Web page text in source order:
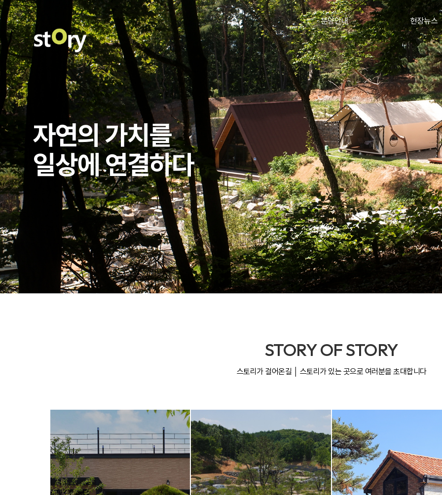
분양안내 현장뉴스
자연의 가치를
일상에 연결하다
STORY OF STORY
스토리가 걸어온길 │ 스토리가 있는 곳으로 여러분을 초대합니다